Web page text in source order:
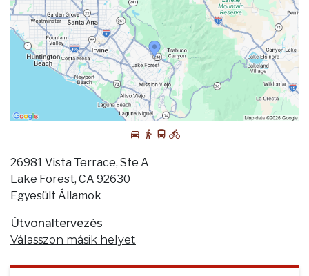
26981 Vista Terrace, Ste A
Lake Forest, CA 92630
Egyesült Államok
Útvonaltervezés
Válasszon másik helyet